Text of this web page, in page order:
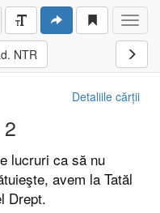
NTR
Detaliile cărții
lucruri ca să nu
avem la Tatăl
Drept.